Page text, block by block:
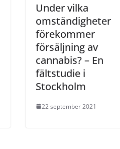
Under vilka
omständigheter
förekommer
försäljning av
cannabis? – En
fältstudie i
Stockholm
22 september 2021